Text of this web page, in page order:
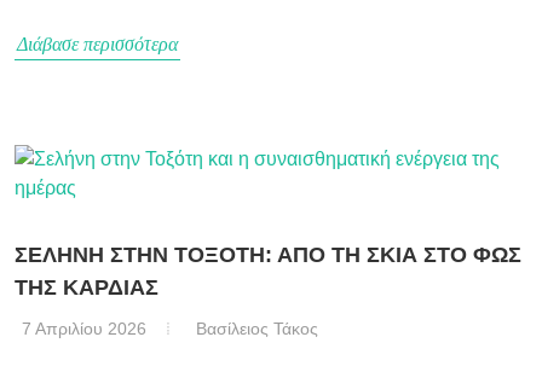
Διάβασε περισσότερα
ΣΕΛΗΝΗ ΣΤΗΝ ΤΟΞΟΤΗ: ΑΠΟ ΤΗ ΣΚΙΑ ΣΤΟ ΦΩΣ
ΤΗΣ ΚΑΡΔΙΑΣ
7 Απριλίου 2026 Βασίλειος Τάκος